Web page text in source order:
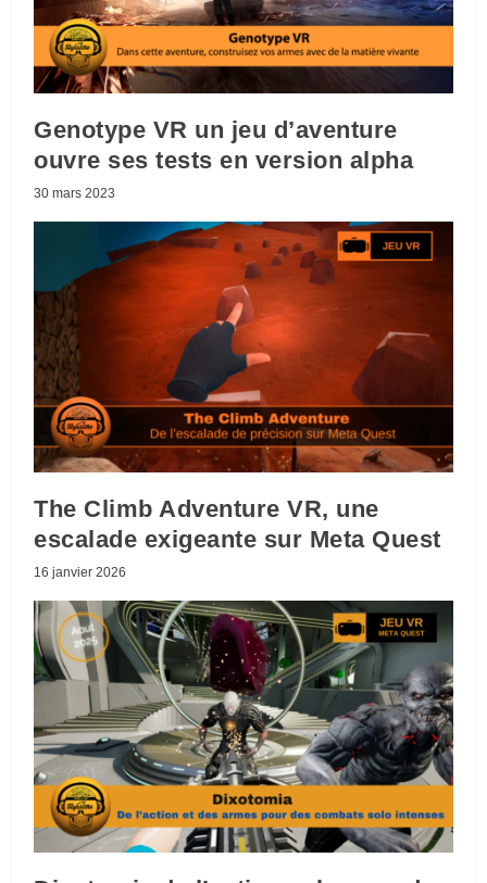
Genotype VR un jeu d’aventure
ouvre ses tests en version alpha
30 mars 2023
The Climb Adventure VR, une
escalade exigeante sur Meta Quest
16 janvier 2026